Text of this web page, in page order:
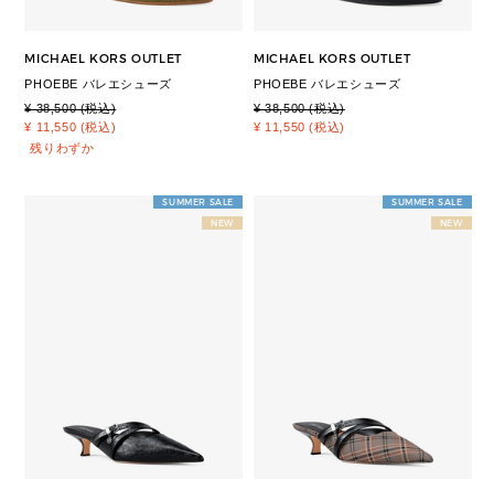
MICHAEL KORS OUTLET
PHOEBE バレエシューズ
¥ 38,500 (税込)
¥ 11,550 (税込)
残りわずか
MICHAEL KORS OUTLET
PHOEBE バレエシューズ
¥ 38,500 (税込)
¥ 11,550 (税込)
SUMMER SALE
NEW
SUMMER SALE
NEW